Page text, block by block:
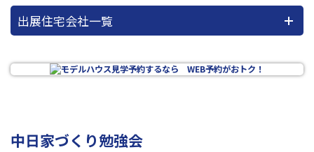
出展住宅会社一覧
中日家づくり勉強会